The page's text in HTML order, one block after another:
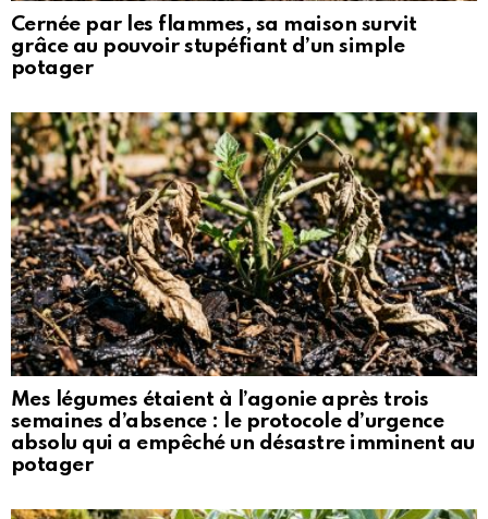
Cernée par les flammes, sa maison survit
grâce au pouvoir stupéfiant d’un simple
potager
Mes légumes étaient à l’agonie après trois
semaines d’absence : le protocole d’urgence
absolu qui a empêché un désastre imminent au
potager